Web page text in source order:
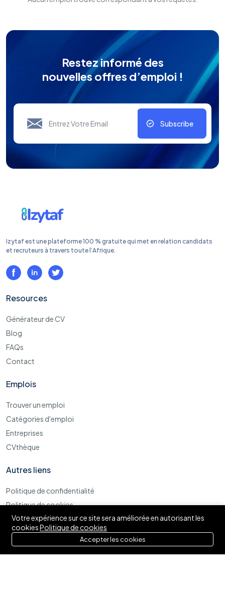
Restez informé des
nouvelles offres d’emploi !
Subscribe
Izytaf est une plateforme 100 % gratuite qui met en relation candidats
et recruteurs à travers toute l’Afrique.
Resources
Générateur de CV
Blog
FAQs
Contact
Emplois
Trouver un emploi
Catégories d'emploi
Entreprises
CVthèque
Autres liens
Politique de confidentialité
Politique de cookies
Termes et conditions d'utilisations
Votre expérience sur ce site sera améliorée en autorisant les
cookiesPolitique de cookies
Accepter les cookies